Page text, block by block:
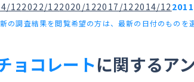
122022/122020/122017/12 2014/12
の調査結果を閲覧希望の方は、最新の日付のものを
ョコレートに関するア